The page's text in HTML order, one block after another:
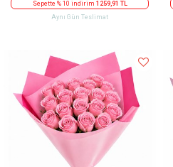
Sepette % 10 indirim 1259,91 TL
Aynı Gün Teslimat